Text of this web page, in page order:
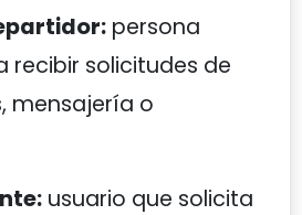
persona
recibir solicitudes de
mensajería o
usuario que solicita